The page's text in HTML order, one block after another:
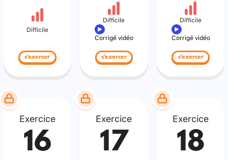
Difficile
s'exercer
Difficile
Corrigé vidéo
s'exercer
Difficile
Corrigé vidéo
s'exercer
Exercice
16
Exercice
17
Exercice
18